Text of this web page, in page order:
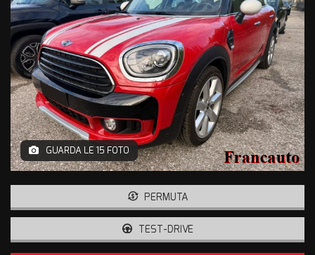
GUARDA LE 15 FOTO
PERMUTA
TEST-DRIVE